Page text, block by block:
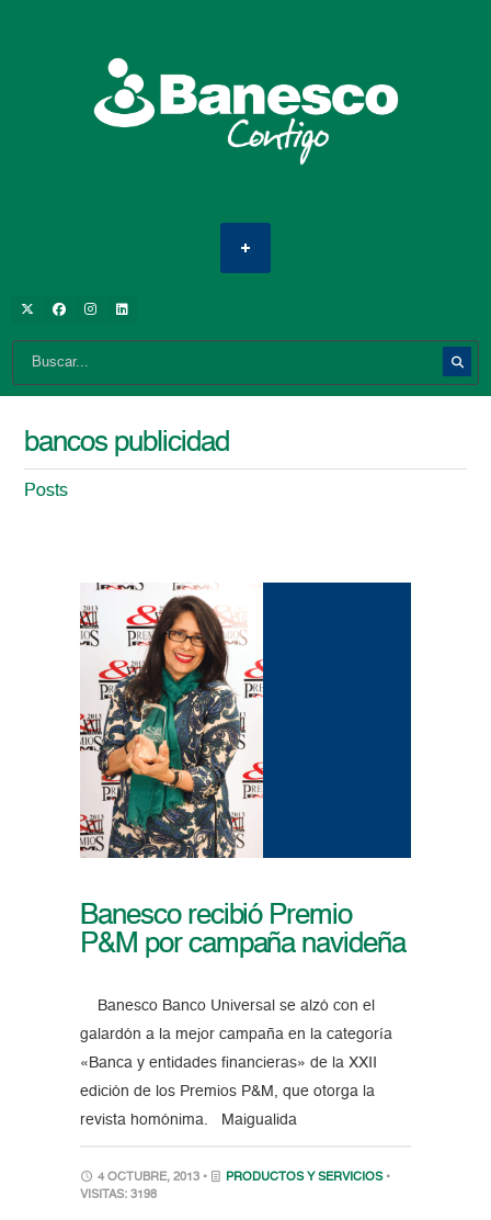
bancos publicidad
Posts
Banesco recibió Premio
P&M por campaña navideña
Banesco Banco Universal se alzó con el
galardón a la mejor campaña en la categoría
«Banca y entidades financieras» de la XXII
edición de los Premios P&M, que otorga la
revista homónima. Maigualida
4 OCTUBRE, 2013 • PRODUCTOS Y SERVICIOS •
VISITAS: 3198